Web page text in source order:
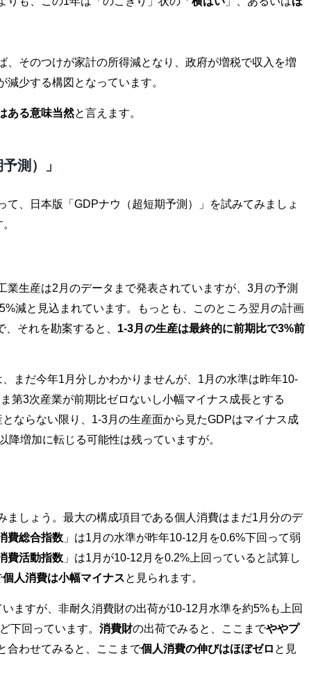
、そのつけが家計の所得減となり、政府が増税で収入を増
少する構図となっています。
ある意味当然と言えます。
測）」
て、日本版「GDPナウ（超短期予測）」を試みてみましょ
業生産は2月のデータまで発表されていますが、3月の予測
減と見込まれています。もっとも、このところ翌月の計画
それを勘案すると、 1-3月の生産は最終的に前期比で3%前
まだ今年1月分しかわかりませんが、1月の水準は昨年10-
第3次産業が前期比ゼロないし小幅マイナス成長とする
ならない限り、1-3月の生産面から見たGDPはマイナス成
増加に転じる可能性は残っていますが。
ましょう。最大の構成項目である個人消費はまだ1月分のデ
費総合指数 」は1月の水準が昨年10-12月を0.6%下回って弱
費活動指数 」は1月が10-12月を0.2%上回っていると試算し
個人消費は小幅マイナスと見られます。
ますが、非耐久消費財の出荷が10-12月水準を約5%も上回
下回っています。 消費財の出荷でみると、ここまでややプ
合わせてみると、ここまで個人消費の伸びはほぼゼロ と見